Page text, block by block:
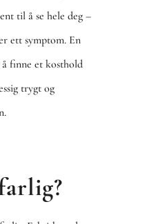
til å se hele deg –
ett symptom. En
finne et kosthold
trygt og